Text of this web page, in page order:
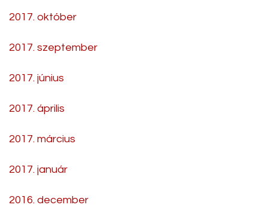
2017. október
2017. szeptember
2017. június
2017. április
2017. március
2017. január
2016. december